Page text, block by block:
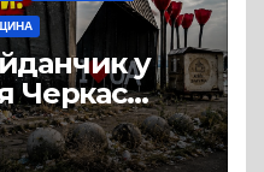
у
Черкас
занедбане